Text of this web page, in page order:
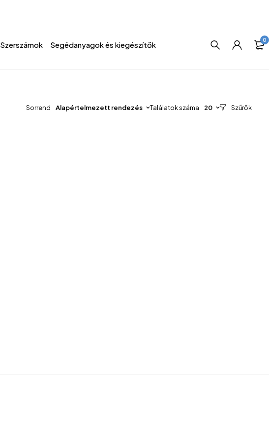
Szerszámok Segédanyagok és kiegészítők 0
Sorrend Alapértelmezett rendezés Találatok száma 20